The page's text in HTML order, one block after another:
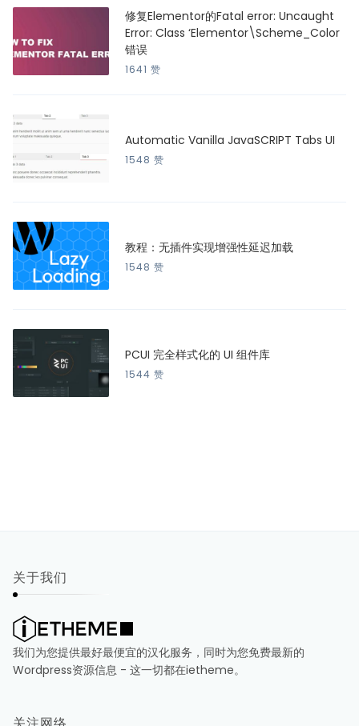
修复Elementor的Fatal error: Uncaught
Error: Class ‘Elementor\Scheme_Color
错误
1641 赞
Automatic Vanilla JavaSCRIPT Tabs UI
1548 赞
教程：无插件实现增强性延迟加载
1548 赞
PCUI 完全样式化的 UI 组件库
1544 赞
关于我们
我们为您提供最好最便宜的汉化服务，同时为您免费最新的
Wordpress资源信息 - 这一切都在ietheme。